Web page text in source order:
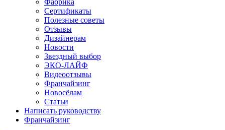
Сертификаты
Полезные советы
Отзывы
Дизайнерам
Новости
Звездный выбор
ЭКО-ЛАЙФ
Видеоотзывы
Франчайзинг
Новосёлам
Статьи
Написать руководству
Франчайзинг